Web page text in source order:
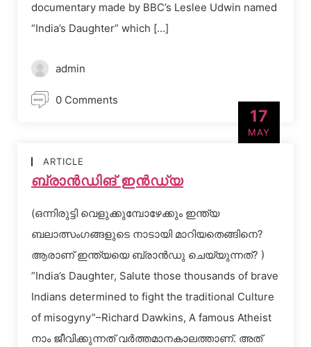
documentary made by BBC’s Leslee Udwin named
“India’s Daughter” which […]
admin
0 Comments
17
MAY
ARTICLE
ബ്രാന്‍ഡിങ് ഇന്‍ഡ്യ
(ഒന്നിരുട്ടി വെളുക്കുമ്പോഴേക്കും ഇന്ത്യ
ബലാത്സംഗങ്ങളുടെ നാടായി മാറിയതെങ്ങിനെ?
ആരാണ് ഇന്ത്യയെ ബ്രാന്‍ഡു ചെയ്യുന്നത്? )
”India’s Daughter, Salute those thousands of brave
Indians determined to fight the traditional Culture
of misogyny”–Richard Dawkins, A famous Atheist
നാം ജീവിക്കുന്നത് വര്‍ത്തമാനകാലത്താണ്. അത്